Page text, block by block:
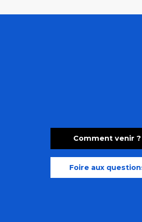
Comment venir ?
Foire aux